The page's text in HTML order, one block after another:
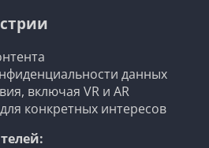
данных
включая VR и AR
конкретных интересов